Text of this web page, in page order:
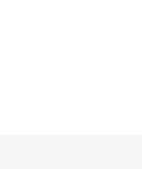
优势。首先，马来西亚地理位置优